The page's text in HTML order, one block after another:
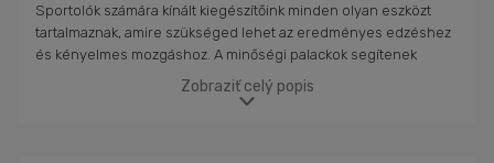
Sportolók számára kínált kiegészítőink minden olyan eszközt
tartalmaznak, amire szükséged lehet az eredményes edzéshez
és kényelmes mozgáshoz. A minőségi palackok segítenek
hidratált maradni egész nap, a shakerek gyorsan elkészítik
kedvenc italaidat, a praktikus dobozok pedig elegendő helyet
Zobraziť celý popis